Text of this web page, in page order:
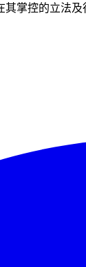
掌控的立法